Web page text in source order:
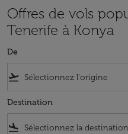
Offres de vols
Tenerife à Konya
De
flight_takeoff
Destination
flight_land